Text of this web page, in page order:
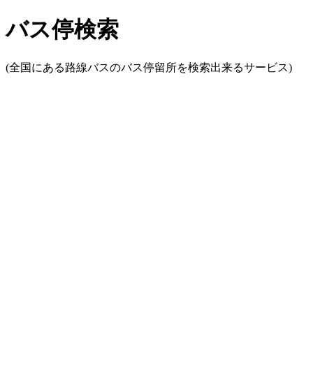
バス停検索
(全国にある路線バスのバス停留所を検索出来るサービス)